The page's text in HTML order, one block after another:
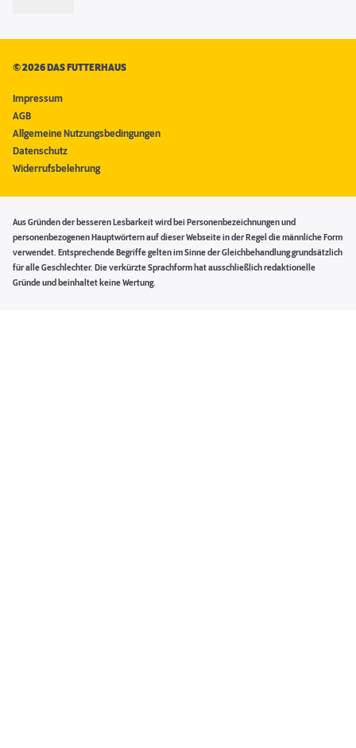
©2026 DAS FUTTERHAUS
Impressum
AGB
Allgemeine Nutzungsbedingungen
Datenschutz
Widerrufsbelehrung
Aus Gründen der besseren Lesbarkeit wird bei Personenbezeichnungen und
personenbezogenen Hauptwörtern auf dieser Webseite in der Regel die männliche Form
verwendet. Entsprechende Begriffe gelten im Sinne der Gleichbehandlung grundsätzlich
für alle Geschlechter. Die verkürzte Sprachform hat ausschließlich redaktionelle
Gründe und beinhaltet keine Wertung.